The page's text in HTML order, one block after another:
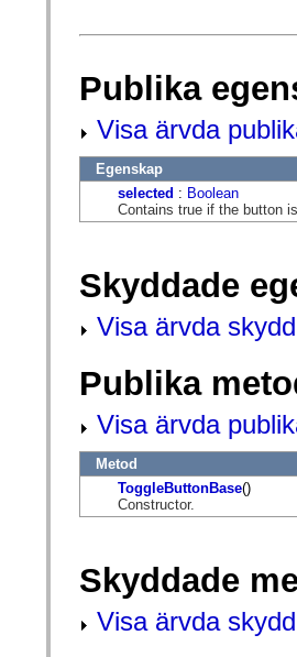
Publika
Visa ärvda
Egenskap
selected : Boolean
Contains true if the button
Skyddade
Visa ärvda
Publika
Visa ärvda
Metod
ToggleButtonBase()
Constructor.
Skyddade
Visa ärvda